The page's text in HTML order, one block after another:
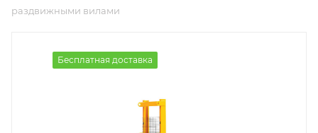
раздвижными вилами
Бесплатная доставка